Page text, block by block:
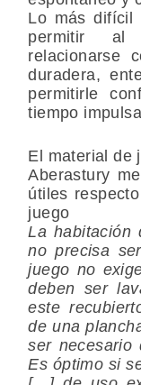
Lo más difícil
permitir al
relacionarse
duradera,
permitirle
tiempo
El material de
Aberastury
útiles
juego
La habitación
no precisa
juego no
deben ser
este
de una
ser necesario
Es óptimo si